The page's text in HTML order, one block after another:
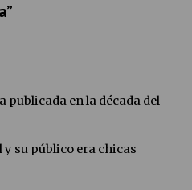
publicada en la década del
y su público era chicas